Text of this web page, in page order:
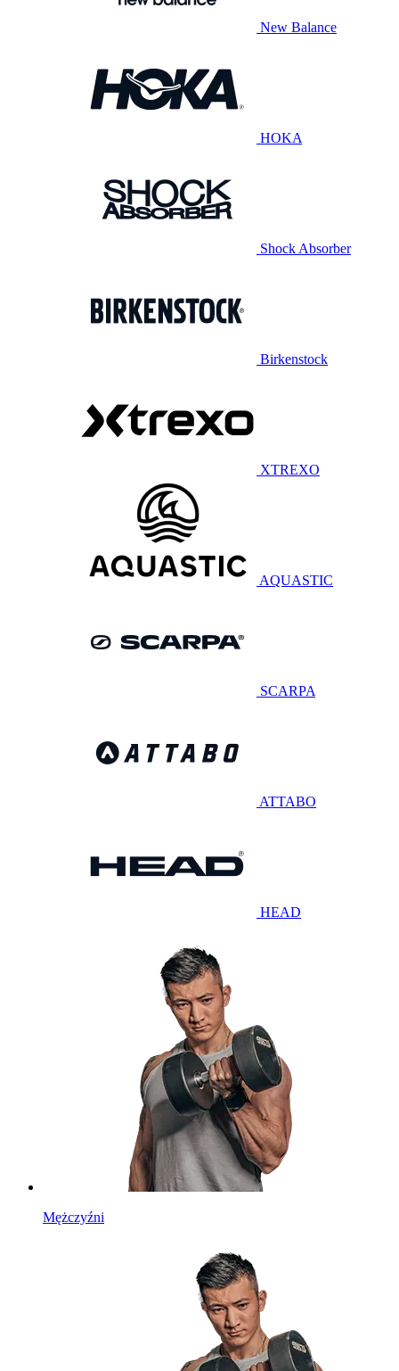
New Balance
HOKA
Shock Absorber
Birkenstock
XTREXO
AQUASTIC
SCARPA
ATTABO
HEAD
Mężczyźni